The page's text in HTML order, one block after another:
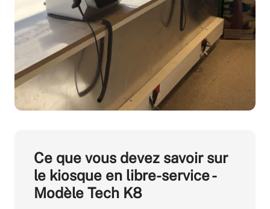
Ce que vous devez savoir sur
le kiosque en libre-service -
Modèle Tech K8